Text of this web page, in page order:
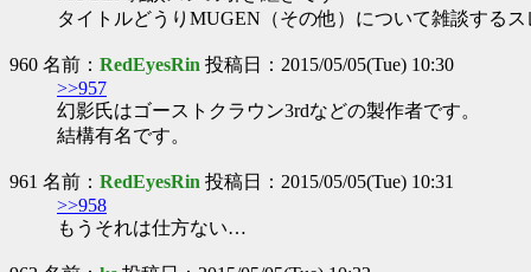
タイトルどうりMUGEN（その他）について雑談するス
960 名前： RedEyesRin 投稿日：2015/05/05(Tue) 10:30
>>957
幻影氏はゴーストクラウン3rdなどの製作者です。
結構有名です。
961 名前： RedEyesRin 投稿日：2015/05/05(Tue) 10:31
>>958
もうそれは仕方ない…